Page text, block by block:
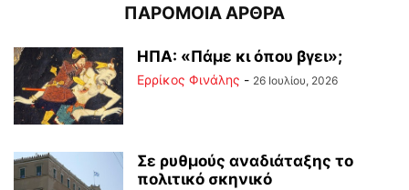
ΠΑΡΟΜΟΙΑ ΑΡΘΡΑ
ΗΠΑ: «Πάμε κι όπου βγει»;
Ερρίκος Φινάλης - 26 Ιουλίου, 2026
Σε ρυθμούς αναδιάταξης το
πολιτικό σκηνικό